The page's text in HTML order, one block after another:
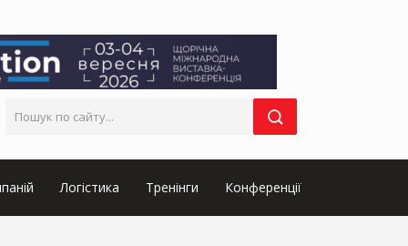
Логістика Тренінги Конференції